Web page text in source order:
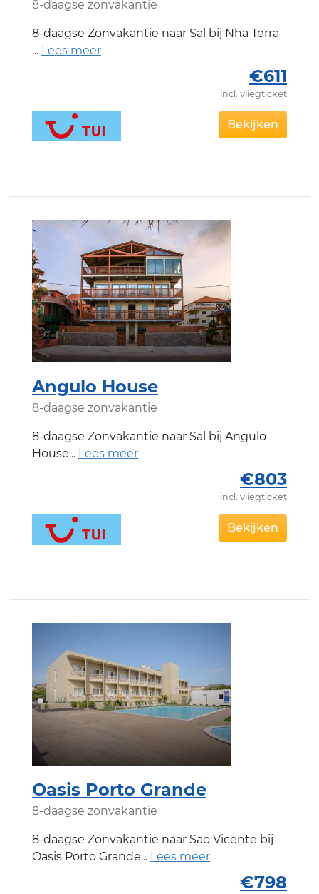
8-daagse zonvakantie
8-daagse Zonvakantie naar Sal bij Nha Terra
€611
incl. vliegticket
Bekijken
Angulo House
8-daagse zonvakantie
8-daagse Zonvakantie naar Sal bij Angulo
House
€803
incl. vliegticket
Bekijken
Oasis Porto Grande
8-daagse zonvakantie
8-daagse Zonvakantie naar Sao Vicente bij
Oasis Porto Grande
€798